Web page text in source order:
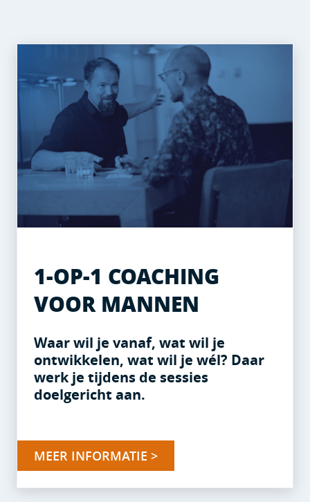
1-OP-1 COACHING
VOOR MANNEN
Waar wil je vanaf, wat wil je
ontwikkelen, wat wil je wél? Daar
werk je tijdens de sessies
doelgericht aan.
MEER INFORMATIE >